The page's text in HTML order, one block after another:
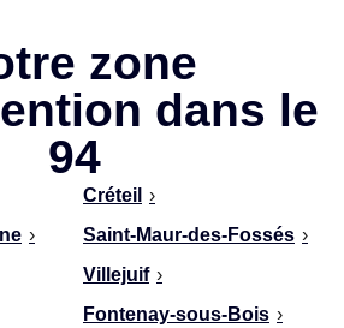
zone
dans le
94
Créteil ›
› Saint-Maur-des-Fossés ›
Villejuif ›
Fontenay-sous-Bois ›